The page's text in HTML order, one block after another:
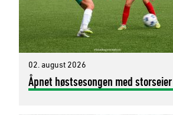
02. august 2026
Åpnet høstsesongen med storseier